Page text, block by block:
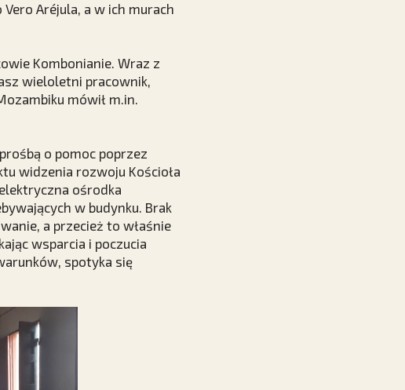
Vero Aréjula, a w ich murach
Kombonianie. Wraz z
wieloletni pracownik,
mówił m.in.
o pomoc poprzez
widzenia rozwoju Kościoła
ośrodka
w budynku. Brak
a przecież to właśnie
wsparcia i poczucia
spotyka się